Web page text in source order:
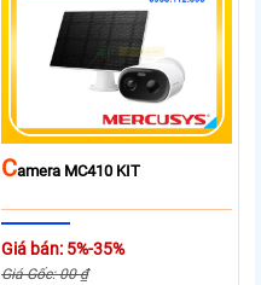
CAmera MC410 KIT
Giá bán: 5%-35%
Giá Gốc: 00 ₫